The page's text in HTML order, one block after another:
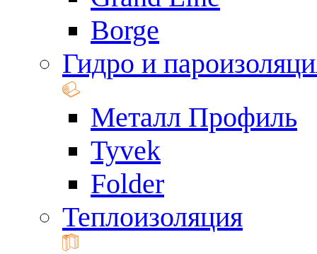
Borge
Гидро и
Металл Профиль
Tyvek
Folder
Теплоизоляция